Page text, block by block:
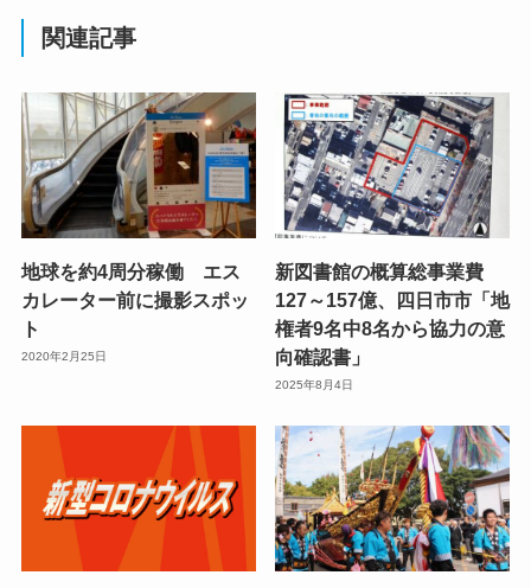
関連記事
地球を約4周分稼働 エス
カレーター前に撮影スポッ
ト
2020年2月25日
新図書館の概算総事業費
127～157億、四日市市「地
権者9名中8名から協力の意
向確認書」
2025年8月4日